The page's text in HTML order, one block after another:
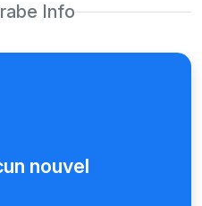
Info
nouvel